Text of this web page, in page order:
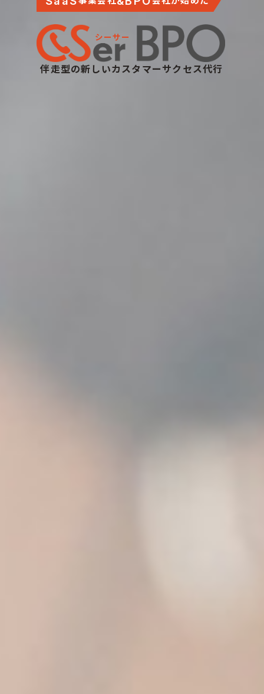
伴走型の新しいカスタマーサクセス代行